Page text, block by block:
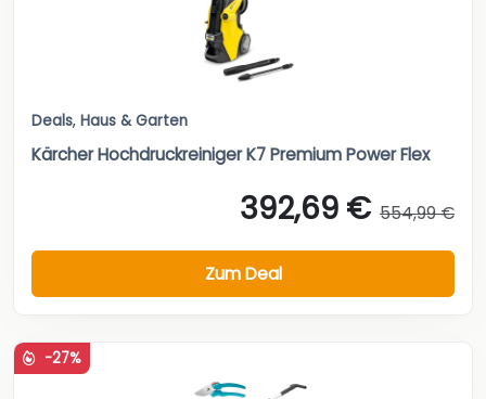
Deals, Haus & Garten
Kärcher Hochdruckreiniger K7 Premium Power Flex
392,69 € 554,99 €
Zum Deal
-27%